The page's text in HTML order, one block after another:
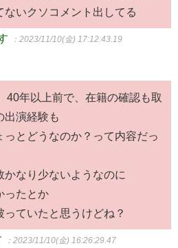
ないクソコメント出してる
：2023/11/10(金) 17:12:43.19
40年以上前で、在籍の確認も取
演経験も
とどうなのか？って内容だっ
なり少ないようなのに
ったとか
ていたと思うけどね？
：2023/11/10(金) 16:26:29.47